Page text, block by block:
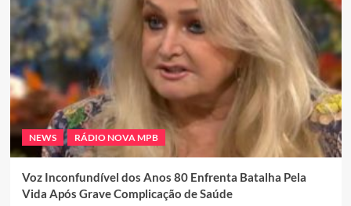
NEWS RÁDIO NOVA MPB
Voz Inconfundível dos Anos 80 Enfrenta Batalha Pela
Vida Após Grave Complicação de Saúde